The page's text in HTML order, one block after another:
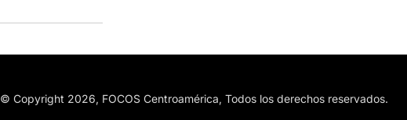
© Copyright 2026, FOCOS Centroamérica, Todos los derechos reservados.